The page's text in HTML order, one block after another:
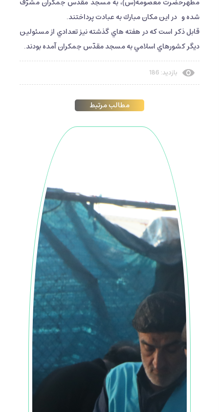
شده و در اين مكان مبارك به عبادت پرداختند.
قابل ذكر است كه در هفته هاي گذشته نيز تعدادي از مسئولين
ديگر كشورهاي اسلامي به مسجد مقدّس جمكران آمده بودند.
بازدید: 186
مطالب مرتبط